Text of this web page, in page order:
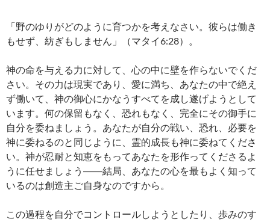
「野のゆりがどのように育つかを考えなさい。彼らは働き
もせず、紡ぎもしません」（マタイ6:28）。
神の命を与える力に対して、心の中に壁を作らないでくだ
さい。その力は現実であり、愛に満ち、あなたの中で絶え
ず働いて、神の御心にかなうすべてを成し遂げようとして
います。何の保留もなく、恐れもなく、完全にその御手に
自分を委ねましょう。あなたが自分の戦い、恐れ、必要を
神に委ねるのと同じように、霊的成長も神に委ねてくださ
い。神が忍耐と知恵をもってあなたを形作ってくださるよ
うに任せましょう――結局、あなたの心を最もよく知って
いるのは創造主ご自身なのですから。
この過程を自分でコントロールしようとしたり、歩みのす